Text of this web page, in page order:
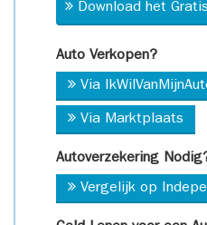
Download het
Auto Verkopen?
Via
Via Marktplaats
Autoverzekering
Vergelijk op